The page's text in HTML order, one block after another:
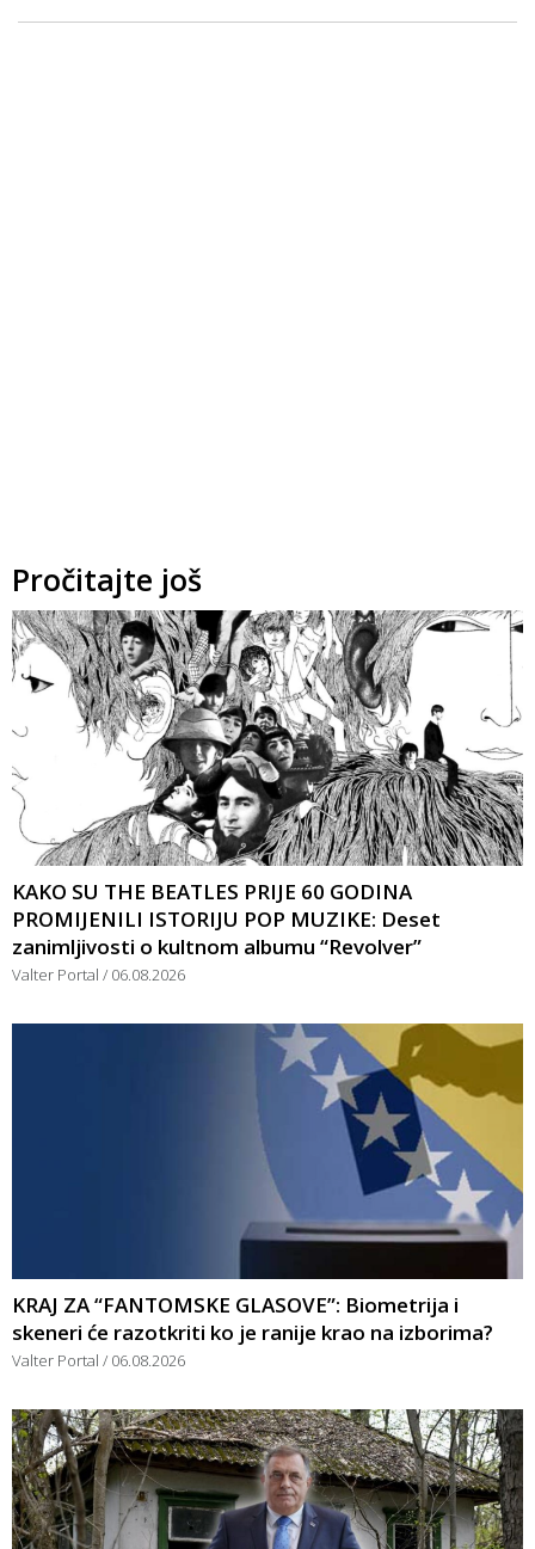
Pročitajte još
KAKO SU THE BEATLES PRIJE 60 GODINA
PROMIJENILI ISTORIJU POP MUZIKE: Deset
zanimljivosti o kultnom albumu “Revolver”
Valter Portal 06.08.2026
KRAJ ZA “FANTOMSKE GLASOVE”: Biometrija i
skeneri će razotkriti ko je ranije krao na izborima?
Valter Portal 06.08.2026